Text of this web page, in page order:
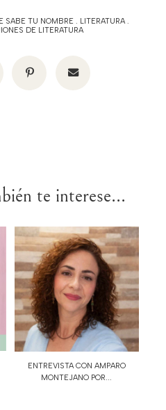
SABE TU NOMBRE . LITERATURA.
DE LITERATURA
te interese...
ENTREVISTA CON AMPARO
MONTEJANO POR...